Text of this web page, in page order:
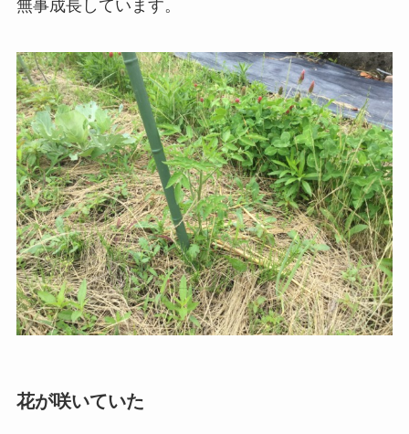
無事成長しています。
花が咲いていた